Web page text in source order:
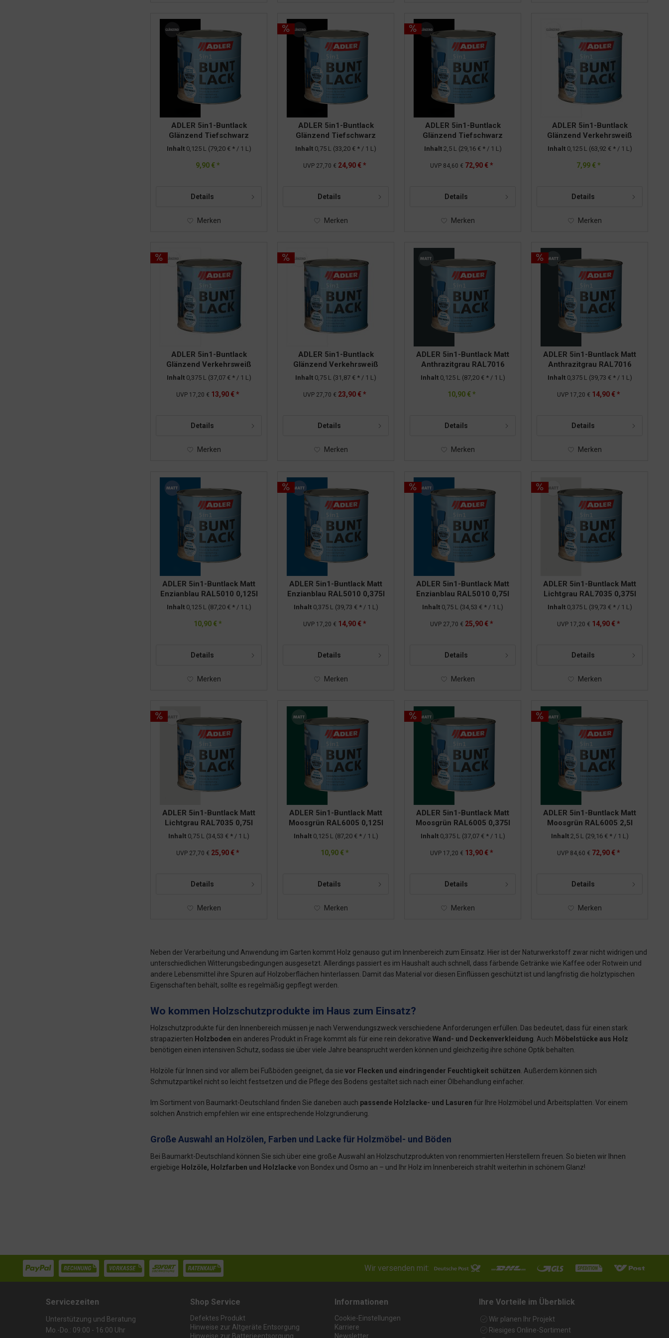
ADLER 5in1-Buntlack
Glänzend Tiefschwarz
RAL9005 0,125l
Inhalt 0,125 L (79,20 € * / 1 L)
9,90 € *
Details
Merken
ADLER 5in1-Buntlack
Glänzend Tiefschwarz
RAL9005 0,75l
Inhalt 0,75 L (33,20 € * / 1 L)
UVP 27,70 € 24,90 € *
Details
Merken
ADLER 5in1-Buntlack
Glänzend Tiefschwarz
RAL9005 2,5l
Inhalt 2,5 L (29,16 € * / 1 L)
UVP 84,60 € 72,90 € *
Details
Merken
ADLER 5in1-Buntlack
Glänzend Verkehrsweiß
RAL9016 0,125l
Inhalt 0,125 L (63,92 € * / 1 L)
7,99 € *
Details
Merken
ADLER 5in1-Buntlack
Glänzend Verkehrsweiß
RAL9016 0,375l
Inhalt 0,375 L (37,07 € * / 1 L)
UVP 17,20 € 13,90 € *
Details
Merken
ADLER 5in1-Buntlack
Glänzend Verkehrsweiß
RAL9016 0,75l
Inhalt 0,75 L (31,87 € * / 1 L)
UVP 27,70 € 23,90 € *
Details
Merken
ADLER 5in1-Buntlack Matt
Anthrazitgrau RAL7016
0,125l
Inhalt 0,125 L (87,20 € * / 1 L)
10,90 € *
Details
Merken
ADLER 5in1-Buntlack Matt
Anthrazitgrau RAL7016
0,375l
Inhalt 0,375 L (39,73 € * / 1 L)
UVP 17,20 € 14,90 € *
Details
Merken
ADLER 5in1-Buntlack Matt
Enzianblau RAL5010 0,125l
Inhalt 0,125 L (87,20 € * / 1 L)
10,90 € *
Details
Merken
ADLER 5in1-Buntlack Matt
Enzianblau RAL5010 0,375l
Inhalt 0,375 L (39,73 € * / 1 L)
UVP 17,20 € 14,90 € *
Details
Merken
ADLER 5in1-Buntlack Matt
Enzianblau RAL5010 0,75l
Inhalt 0,75 L (34,53 € * / 1 L)
UVP 27,70 € 25,90 € *
Details
Merken
ADLER 5in1-Buntlack Matt
Lichtgrau RAL7035 0,375l
Inhalt 0,375 L (39,73 € * / 1 L)
UVP 17,20 € 14,90 € *
Details
Merken
ADLER 5in1-Buntlack Matt
Lichtgrau RAL7035 0,75l
Inhalt 0,75 L (34,53 € * / 1 L)
UVP 27,70 € 25,90 € *
Details
Merken
ADLER 5in1-Buntlack Matt
Moosgrün RAL6005 0,125l
Inhalt 0,125 L (87,20 € * / 1 L)
10,90 € *
Details
Merken
ADLER 5in1-Buntlack Matt
Moosgrün RAL6005 0,375l
Inhalt 0,375 L (37,07 € * / 1 L)
UVP 17,20 € 13,90 € *
Details
Merken
ADLER 5in1-Buntlack Matt
Moosgrün RAL6005 2,5l
Inhalt 2,5 L (29,16 € * / 1 L)
UVP 84,60 € 72,90 € *
Details
Merken
Neben der Verarbeitung und Anwendung im Garten kommt Holz genauso gut im Innenbereich zum Einsatz. Hier ist der Naturwerkstoff zwar nicht widrigen und
unterschiedlichen Witterungsbedingungen ausgesetzt. Allerdings passiert es im Haushalt auch schnell, dass färbende Getränke wie Kaffee oder Rotwein und
andere Lebensmittel ihre Spuren auf Holzoberflächen hinterlassen. Damit das Material vor diesen Einflüssen geschützt ist und langfristig die holztypischen
Eigenschaften behält, sollte es regelmäßig gepflegt werden.
Wo kommen Holzschutzprodukte im Haus zum Einsatz?
Holzschutzprodukte für den Innenbereich müssen je nach Verwendungszweck verschiedene Anforderungen erfüllen. Das bedeutet, dass für einen stark
strapazierten Holzboden ein anderes Produkt in Frage kommt als für eine rein dekorative Wand- und Deckenverkleidung . Auch Möbelstücke aus Holz
benötigen einen intensiven Schutz, sodass sie über viele Jahre beansprucht werden können und gleichzeitig ihre schöne Optik behalten.
Holzöle für Innen sind vor allem bei Fußböden geeignet, da sie vor Flecken und eindringender Feuchtigkeit schützen . Außerdem können sich
Schmutzpartikel nicht so leicht festsetzen und die Pflege des Bodens gestaltet sich nach einer Ölbehandlung einfacher.
Im Sortiment von Baumarkt-Deutschland finden Sie daneben auch passende Holzlacke- und Lasuren für Ihre Holzmöbel und Arbeitsplatten. Vor einem
solchen Anstrich empfehlen wir eine entsprechende Holzgrundierung.
Große Auswahl an Holzölen, Farben und Lacke für Holzmöbel- und Böden
Bei Baumarkt-Deutschland können Sie sich über eine große Auswahl an Holzschutzprodukten von renommierten Herstellern freuen. So bieten wir Ihnen
ergiebige Holzöle, Holzfarben und Holzlackevon Bondex und Osmo an – und Ihr Holz im Innenbereich strahlt weiterhin in schönem Glanz!
Wir versenden mit:
Servicezeiten
Unterstützung und Beratung
Mo.-Do.: 09:00 - 16:00 Uhr
Shop Service
Defektes Produkt
Hinweise zur Altgeräte Entsorgung
Hinweise zur Batterieentsorgung
Informationen
Cookie-Einstellungen
Karriere
Newsletter
Ihre Vorteile im Überblick
Wir planen Ihr Projekt
Riesiges Online-Sortiment